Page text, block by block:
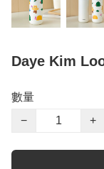
Daye Kim
數量
−
+